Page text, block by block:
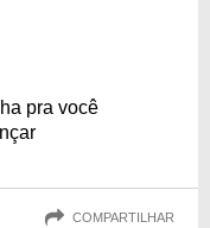
pra você
COMPARTILHAR